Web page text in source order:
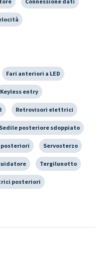
Fari anteriori a LED
Keyless entry
Retrovisori elettrici
Sedile posteriore sdoppiato
posteriori Servosterzo
Tergilunotto
posteriori